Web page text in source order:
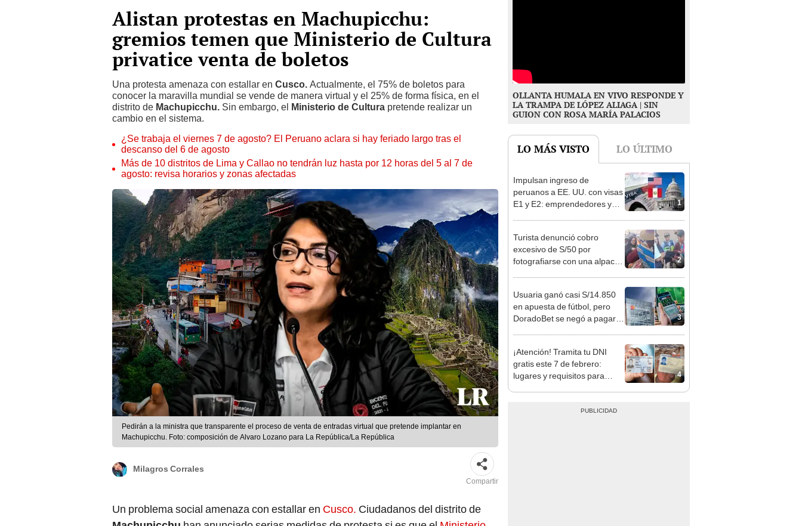
Alistan protestas en Machupicchu:
gremios temen que Ministerio de Cultura
privatice venta de boletos
Una protesta amenaza con estallar en Cusco. Actualmente, el 75% de boletos para
conocer la maravilla mundial se vende de manera virtual y el 25% de forma física, en el
distrito de Machupicchu. Sin embargo, el Ministerio de Cultura pretende realizar un
cambio en el sistema.
¿Se trabaja el viernes 7 de agosto? El Peruano aclara si hay feriado largo tras el
descanso del 6 de agosto
Más de 10 distritos de Lima y Callao no tendrán luz hasta por 12 horas del 5 al 7 de
agosto: revisa horarios y zonas afectadas
Pedirán a la ministra que transparente el proceso de venta de entradas virtual que pretende implantar en
Machupicchu. Foto: composición de Alvaro Lozano para La República/La República
Milagros Corrales
Compartir
Un problema social amenaza con estallar en Cusco. Ciudadanos del distrito de
OLLANTA HUMALA EN VIVO RESPONDE Y
LA TRAMPA DE LÓPEZ ALIAGA | SIN
GUION CON ROSA MARÍA PALACIOS
LO MÁS VISTO LO ÚLTIMO
1
Impulsan ingreso de
peruanos a EE. UU. con visas
E1 y E2: emprendedores y
2
Turista denunció cobro
excesivo de S/50 por
fotografiarse con una alpaca
3
Usuaria ganó casi S/14.850
en apuesta de fútbol, pero
DoradoBet se negó a pagar:
4
¡Atención! Tramita tu DNI
gratis este 7 de febrero:
lugares y requisitos para